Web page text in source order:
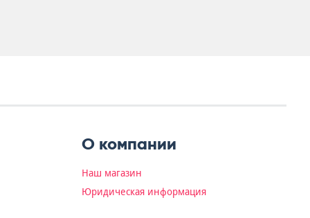
О компании
Наш магазин
Юридическая информация